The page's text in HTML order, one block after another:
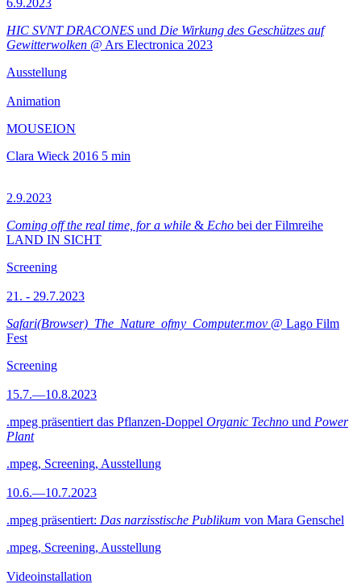
6.9.2023
HIC SVNT DRACONES und Die Wirkung des Geschützes auf
Gewitterwolken @ Ars Electronica 2023
Ausstellung
Animation
MOUSEION
Clara Wieck 2016 5 min
2.9.2023
Coming off the real time, for a while & Echo bei der Filmreihe
LAND IN SICHT
Screening
21. - 29.7.2023
Safari(Browser)_The_Nature_ofmy_Computer.mov @ Lago Film
Fest
Screening
15.7.—10.8.2023
.mpeg präsentiert das Pflanzen-Doppel Organic Techno und Power
Plant
.mpeg, Screening, Ausstellung
10.6.—10.7.2023
.mpeg präsentiert: Das narzisstische Publikum von Mara Genschel
.mpeg, Screening, Ausstellung
Videoinstallation